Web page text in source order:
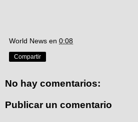
World News en 0:08
Compartir
No hay comentarios:
Publicar un comentario